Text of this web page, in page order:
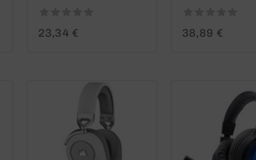
0
23,34 €
0
38,89 €